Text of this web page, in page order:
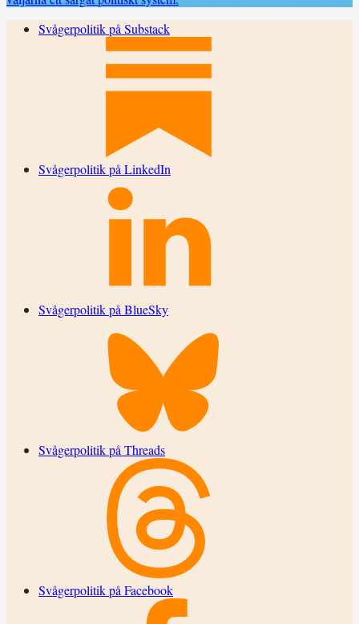
Svågerpolitik på Substack
Svågerpolitik på LinkedIn
Svågerpolitik på BlueSky
Svågerpolitik på Threads
Svågerpolitik på Facebook